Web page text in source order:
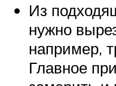
Из
нужно
например,
Главное